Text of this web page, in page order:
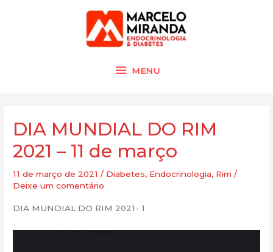
MENU
MENU
DIA MUNDIAL DO RIM
2021 – 11 de março
11 de março de 2021/ Diabetes, Endocrinologia, Rim /
Deixe um comentário
️DIA MUNDIAL DO RIM 2021- 1
Post